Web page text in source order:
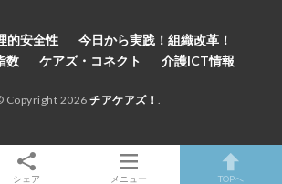
的安全性
今日から実践！組織改革！
数
ケアズ・コネクト 介護ICT情報
Copyright 2026チアケアズ！ .
シェア メニュー TOPへ